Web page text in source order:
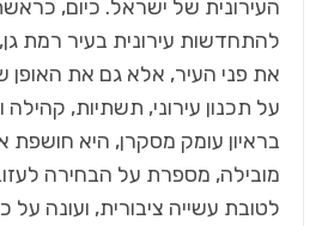
העירונית של ישראל. כיום,
להתחדשות עירונית בעיר רמת
את פני העיר, אלא גם את האופן
על תכנון עירוני, תשתיות,
בראיון עומק מסקרן, היא
מובילה, מספרת על הבחירה
לטובת עשייה ציבורית, ועונה